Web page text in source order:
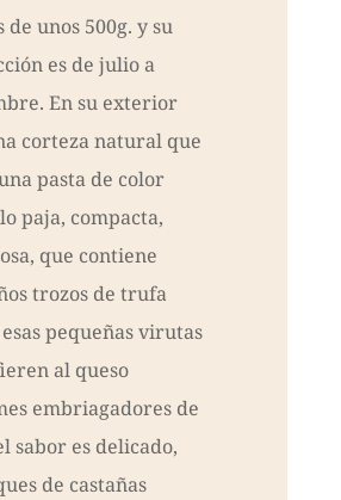
de unos 500g. y su
es de julio a
En su exterior
corteza natural que
pasta de color
paja, compacta,
que contiene
trozos de trufa
pequeñas virutas
al queso
embriagadores de
sabor es delicado,
de castañas